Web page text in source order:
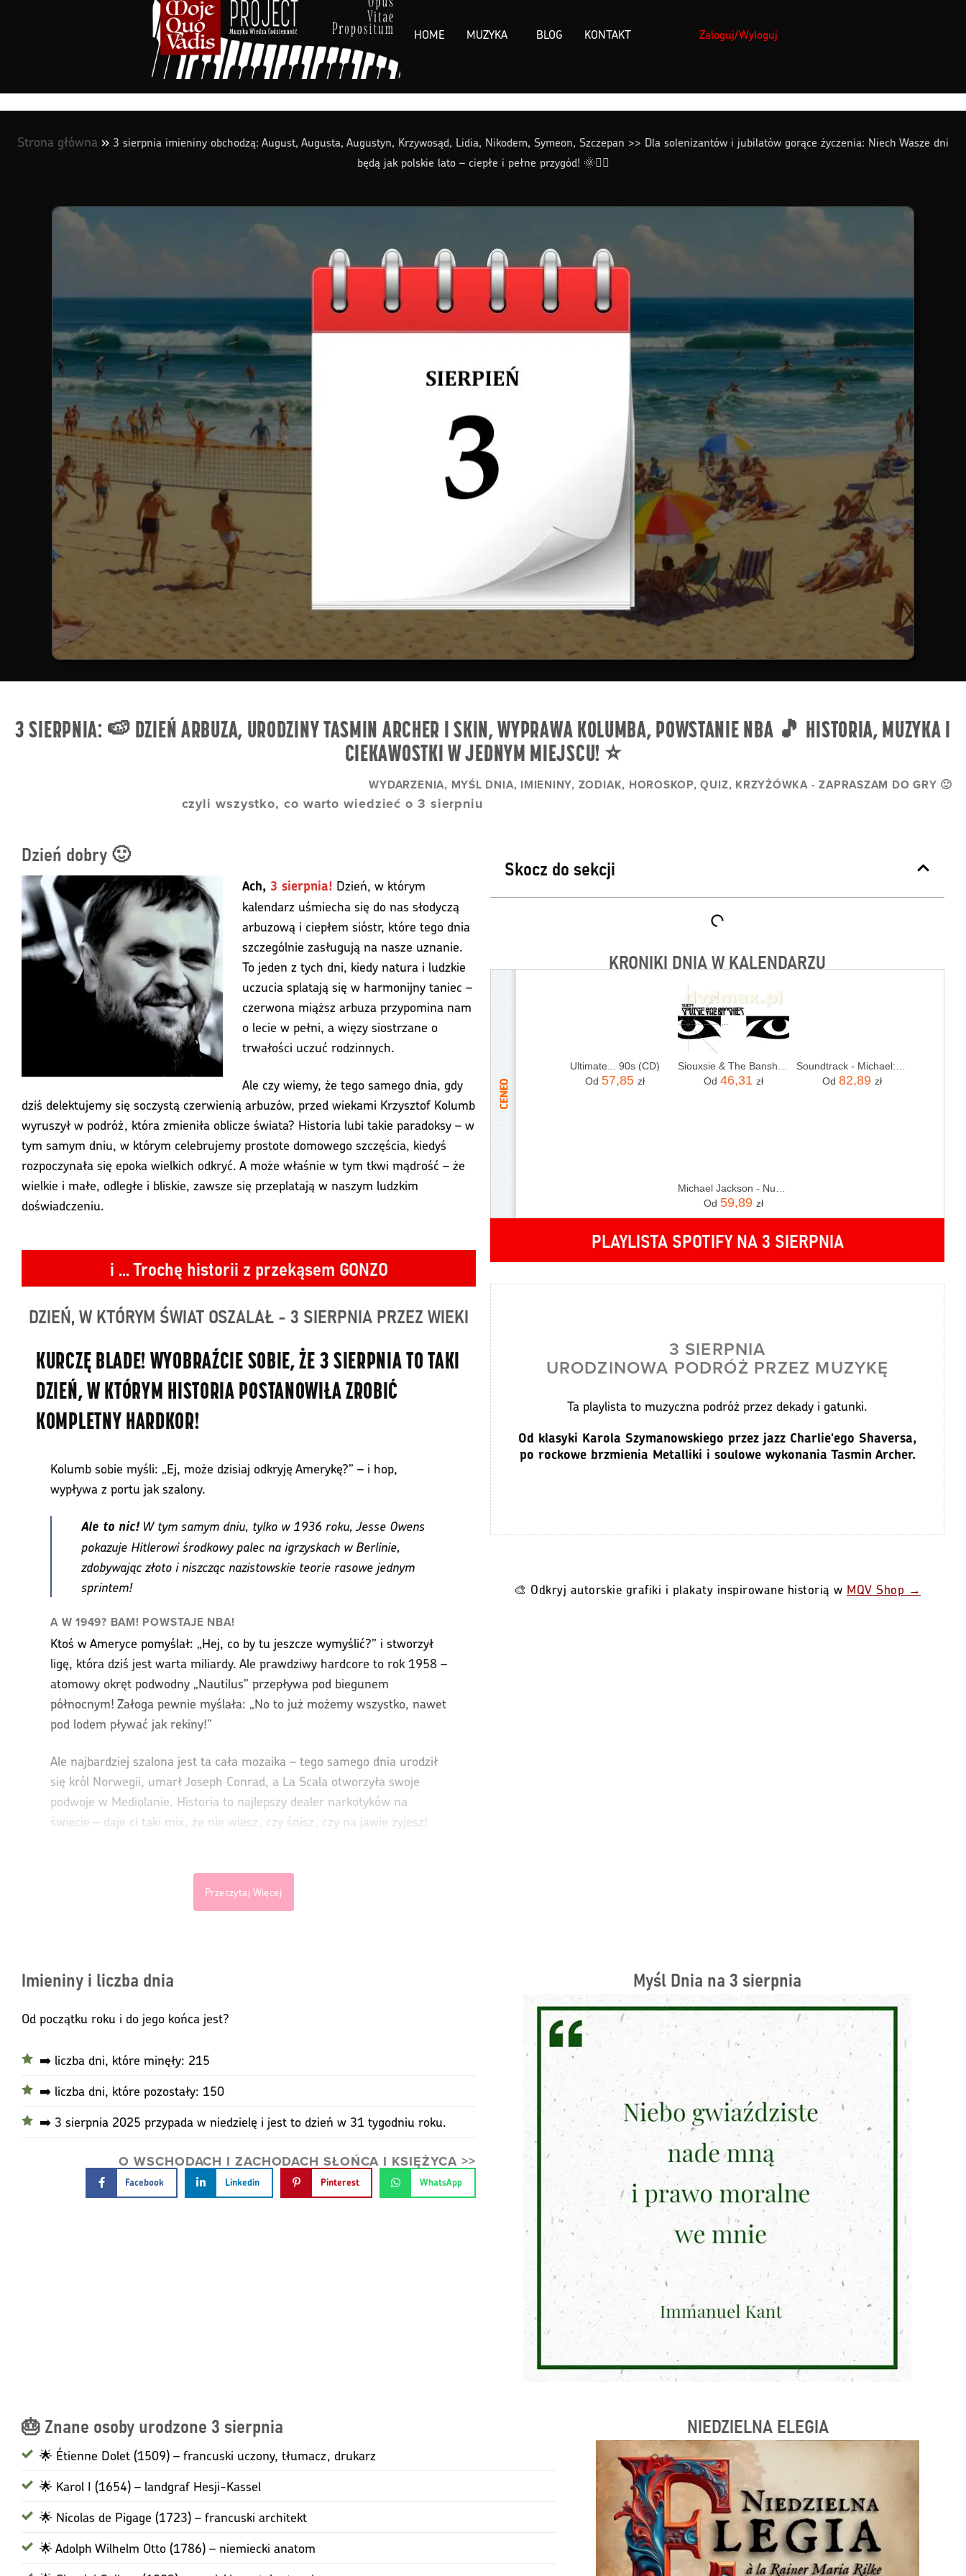
HOME
MUZYKA BLOG KONTAKT Zaloguj/Wyloguj
Strona główna » 3 sierpnia imieniny obchodzą: August, Augusta, Augustyn, Krzywosąd, Lidia, Nikodem, Symeon, Szczepan >> Dla solenizantów i jubilatów gorące życzenia: Niech Wasze dni
będą jak polskie lato – ciepłe i pełne przygód! 🌞🚴‍♂️
3 SIERPNIA: 🍉 DZIEŃ ARBUZA, URODZINY TASMIN ARCHER I SKIN, WYPRAWA KOLUMBA, POWSTANIE NBA 🎵 HISTORIA, MUZYKA I
CIEKAWOSTKI W JEDNYM MIEJSCU! ⭐
WYDARZENIA, MYŚL DNIA, IMIENINY, ZODIAK, HOROSKOP, QUIZ, KRZYŻÓWKA - ZAPRASZAM DO GRY 🙂
czyli wszystko, co warto wiedzieć o 3 sierpniu
Dzień dobry 🙂
Ach, 3 sierpnia! Dzień, w którym
kalendarz uśmiecha się do nas słodyczą
arbuzową i ciepłem sióstr, które tego dnia
szczególnie zasługują na nasze uznanie.
To jeden z tych dni, kiedy natura i ludzkie
uczucia splatają się w harmonijny taniec –
czerwona miąższ arbuza przypomina nam
o lecie w pełni, a więzy siostrzane o
trwałości uczuć rodzinnych.
Ale czy wiemy, że tego samego dnia, gdy
dziś delektujemy się soczystą czerwienią arbuzów, przed wiekami Krzysztof Kolumb
wyruszył w podróż, która zmieniła oblicze świata? Historia lubi takie paradoksy – w
tym samym dniu, w którym celebrujemy prostote domowego szczęścia, kiedyś
rozpoczynała się epoka wielkich odkryć. A może właśnie w tym tkwi mądrość – że
wielkie i małe, odległe i bliskie, zawsze się przeplatają w naszym ludzkim
doświadczeniu.
i ... Trochę historii z przekąsem GONZO
DZIEŃ, W KTÓRYM ŚWIAT OSZALAŁ - 3 SIERPNIA PRZEZ WIEKI
KURCZĘ BLADE! WYOBRAŹCIE SOBIE, ŻE 3 SIERPNIA TO TAKI
DZIEŃ, W KTÓRYM HISTORIA POSTANOWIŁA ZROBIĆ
KOMPLETNY HARDKOR!
Kolumb sobie myśli: „Ej, może dzisiaj odkryję Amerykę?” – i hop,
wypływa z portu jak szalony.
Ale to nic!W tym samym dniu, tylko w 1936 roku, Jesse Owens
pokazuje Hitlerowi środkowy palec na igrzyskach w Berlinie,
zdobywając złoto i niszcząc nazistowskie teorie rasowe jednym
sprintem!
A W 1949? BAM! POWSTAJE NBA!
Ktoś w Ameryce pomyślał: „Hej, co by tu jeszcze wymyślić?” i stworzył
ligę, która dziś jest warta miliardy. Ale prawdziwy hardcore to rok 1958 –
atomowy okręt podwodny „Nautilus” przepływa pod biegunem
północnym! Załoga pewnie myślała: „No to już możemy wszystko, nawet
pod lodem pływać jak rekiny!”
Ale najbardziej szalona jest ta cała mozaika – tego samego dnia urodził
się król Norwegii, umarł Joseph Conrad, a La Scala otworzyła swoje
podwoje w Mediolanie. Historia to najlepszy dealer narkotyków na
świecie – daje ci taki mix, że nie wiesz, czy śnisz, czy na jawie żyjesz!
Przeczytaj Więcej
Skocz do sekcji
KRONIKI DNIA W KALENDARZU
Ultimate... 90s (CD)
Od 57,85 zł
Siouxsie & The Banshees: The Best Of [CD]
Od 46,31 zł
Soundtrack - Michael: Songs From The Motion Picture (KASETA)
Od 82,89 zł
Michael Jackson - Number Ones (Cd)
Od 59,89 zł
PLAYLISTA SPOTIFY NA 3 SIERPNIA
3 SIERPNIA
URODZINOWA PODRÓŻ PRZEZ MUZYKĘ
Ta playlista to muzyczna podróż przez dekady i gatunki.
Od klasyki Karola Szymanowskiego przez jazz Charlie'ego Shaversa,
po rockowe brzmienia Metalliki i soulowe wykonania Tasmin Archer.
Otwórz w Spotify
🎨 Odkryj autorskie grafiki i plakaty inspirowane historią w MQV Shop →
Imieniny i liczba dnia
Od początku roku i do jego końca jest?
➡️ liczba dni, które minęły: 215
➡️ liczba dni, które pozostały: 150
➡️ 3 sierpnia 2025 przypada w niedzielę i jest to dzień w 31 tygodniu roku.
O WSCHODACH I ZACHODACH SŁOŃCA I KSIĘŻYCA >>
Facebook Linkedin Pinterest WhatsApp
Myśl Dnia na 3 sierpnia
🎂 Znane osoby urodzone 3 sierpnia
🌟 Étienne Dolet (1509) – francuski uczony, tłumacz, drukarz
🌟 Karol I (1654) – landgraf Hesji-Kassel
🌟 Nicolas de Pigage (1723) – francuski architekt
🌟 Adolph Wilhelm Otto (1786) – niemiecki anatom
NIEDZIELNA ELEGIA